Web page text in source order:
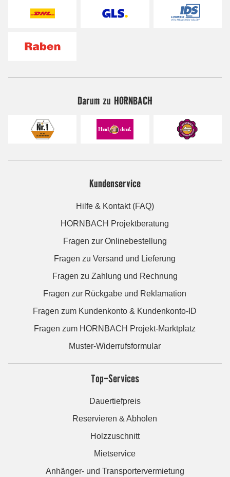
Darum zu HORNBACH
Kundenservice
Hilfe & Kontakt (FAQ)
HORNBACH Projektberatung
Fragen zur Onlinebestellung
Fragen zu Versand und Lieferung
Fragen zu Zahlung und Rechnung
Fragen zur Rückgabe und Reklamation
Fragen zum Kundenkonto & Kundenkonto-ID
Fragen zum HORNBACH Projekt-Marktplatz
Muster-Widerrufsformular
Top-Services
Dauertiefpreis
Reservieren & Abholen
Holzzuschnitt
Mietservice
Anhänger- und Transportervermietung